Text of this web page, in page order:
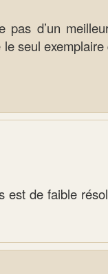
pas d’un
seul exemplaire
est de faible